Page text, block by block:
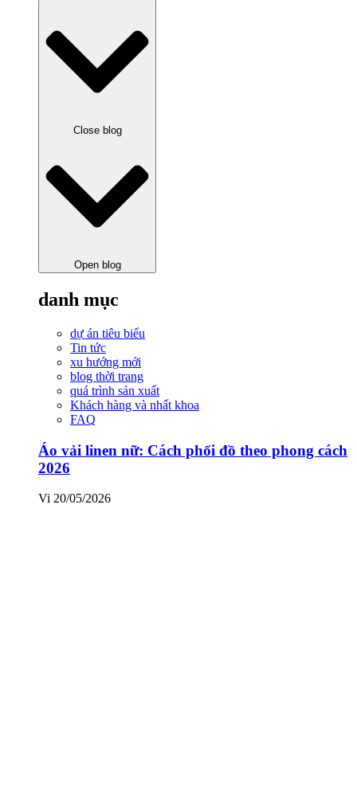
Close blog
Open blog
danh mục
dự án tiêu biểu
Tin tức
xu hướng mới
blog thời trang
quá trình sản xuất
Khách hàng và nhất khoa
FAQ
Áo vải linen nữ: Cách phối đồ theo phong cách
2026
Vi 20/05/2026